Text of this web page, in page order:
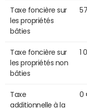
Taxe foncière sur
les propriétés
bâties
Taxe foncière sur
les propriétés non
bâties
Taxe
additionnelle à la
0